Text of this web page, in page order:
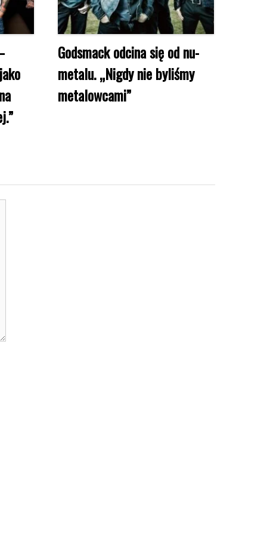
Godsmack odcina się od nu-
metalu. „Nigdy nie byliśmy
metalowcami”